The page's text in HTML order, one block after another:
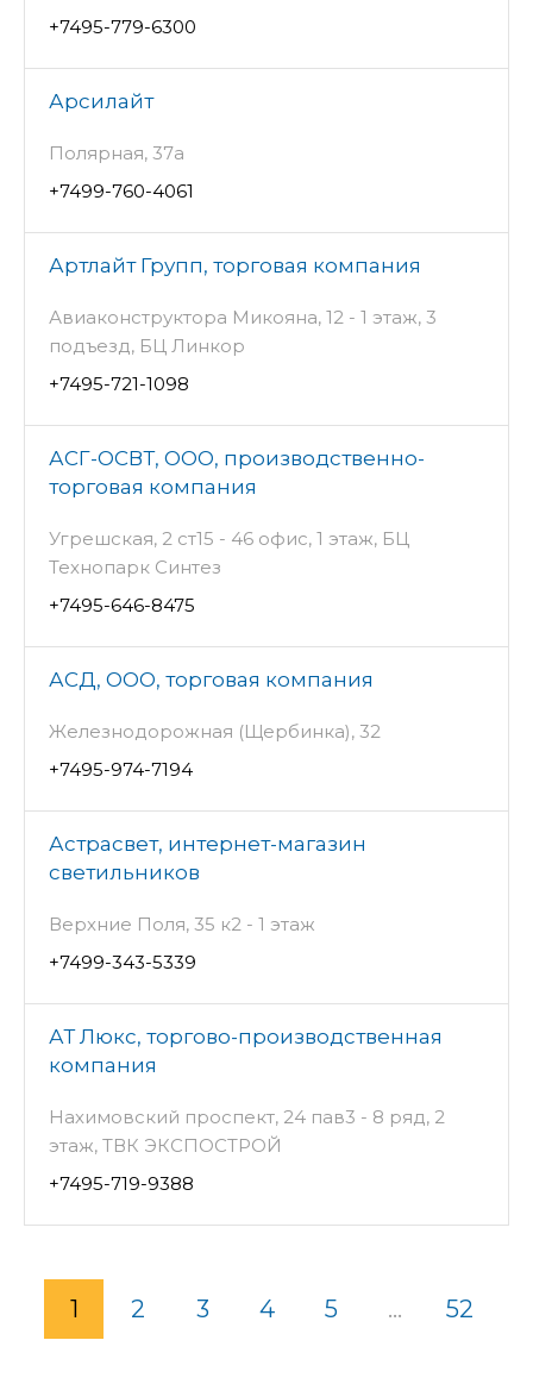
+7495-779-6300
Арсилайт
Полярная, 37а
+7499-760-4061
Артлайт Групп, торговая компания
Авиаконструктора Микояна, 12 - 1 этаж, 3
подъезд, БЦ Линкор
+7495-721-1098
АСГ-ОСВТ, ООО, производственно-
торговая компания
Угрешская, 2 ст15 - 46 офис, 1 этаж, БЦ
Технопарк Синтез
+7495-646-8475
АСД, ООО, торговая компания
Железнодорожная (Щербинка), 32
+7495-974-7194
Астрасвет, интернет-магазин
светильников
Верхние Поля, 35 к2 - 1 этаж
+7499-343-5339
АТ Люкс, торгово-производственная
компания
Нахимовский проспект, 24 пав3 - 8 ряд, 2
этаж, ТВК ЭКСПОСТРОЙ
+7495-719-9388
1 2 3 4 5 ... 52